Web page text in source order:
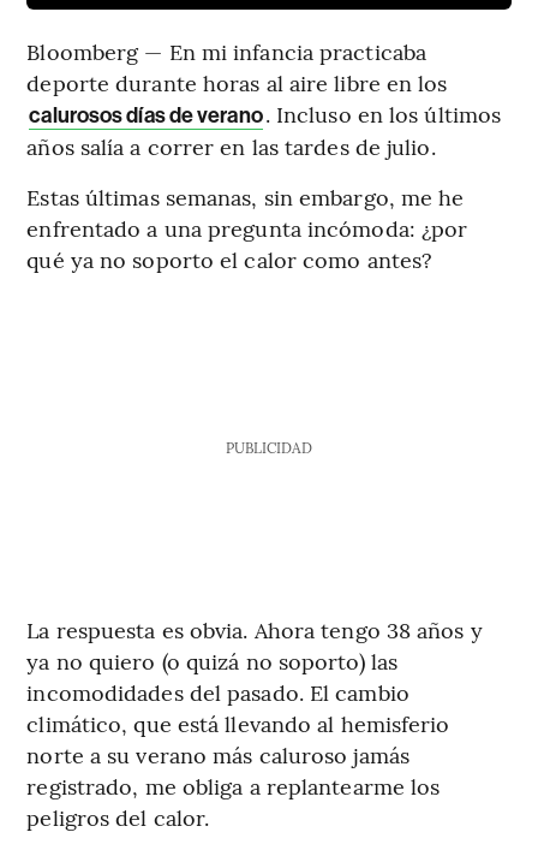
Bloomberg — En mi infancia practicaba
deporte durante horas al aire libre en los
calurosos días de verano. Incluso en los últimos
años salía a correr en las tardes de julio.
Estas últimas semanas, sin embargo, me he
enfrentado a una pregunta incómoda: ¿por
qué ya no soporto el calor como antes?
PUBLICIDAD
La respuesta es obvia. Ahora tengo 38 años y
ya no quiero (o quizá no soporto) las
incomodidades del pasado. El cambio
climático, que está llevando al hemisferio
norte a su verano más caluroso jamás
registrado, me obliga a replantearme los
peligros del calor.